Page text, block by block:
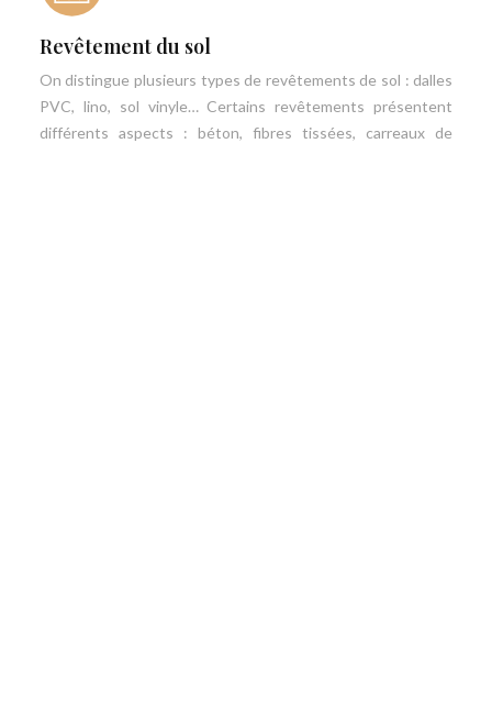
Revêtement du sol
On distingue plusieurs types de revêtements de sol : dalles
PVC, lino, sol vinyle… Certains revêtements présentent
différents aspects : béton, fibres tissées, carreaux de